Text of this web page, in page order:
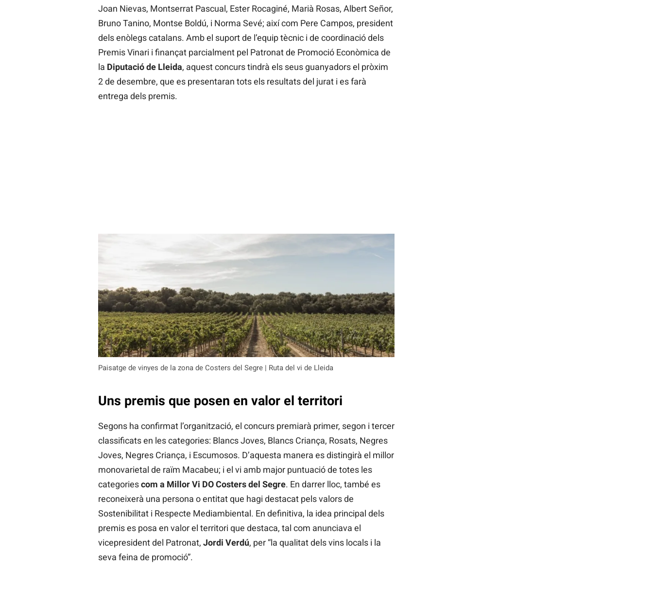
Joan Nievas, Montserrat Pascual, Ester Rocaginé, Marià Rosas, Albert Señor,
Bruno Tanino, Montse Boldú, i Norma Sevé; així com Pere Campos, president
dels enòlegs catalans. Amb el suport de l’equip tècnic i de coordinació dels
Premis Vinari i finançat parcialment pel Patronat de Promoció Econòmica de
la Diputació de Lleida, aquest concurs tindrà els seus guanyadors el pròxim
2 de desembre, que es presentaran tots els resultats del jurat i es farà
entrega dels premis.
Paisatge de vinyes de la zona de Costers del Segre | Ruta del vi de Lleida
Uns premis que posen en valor el territori
Segons ha confirmat l’organització, el concurs premiarà primer, segon i tercer
classificats en les categories: Blancs Joves, Blancs Criança, Rosats, Negres
Joves, Negres Criança, i Escumosos. D’aquesta manera es distingirà el millor
monovarietal de raïm Macabeu; i el vi amb major puntuació de totes les
categoriescom a Millor Vi DO Costers del Segre. En darrer lloc, també es
reconeixerà una persona o entitat que hagi destacat pels valors de
Sostenibilitat i Respecte Mediambiental. En definitiva, la idea principal dels
premis es posa en valor el territori que destaca, tal com anunciava el
vicepresident del Patronat, Jordi Verdú, per “la qualitat dels vins locals i la
seva feina de promoció”.